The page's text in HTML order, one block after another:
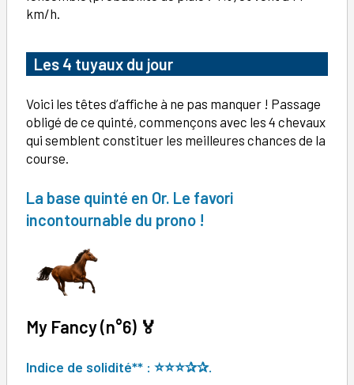
km/h.
Les 4 tuyaux du jour
Voici les têtes d’affiche à ne pas manquer ! Passage
obligé de ce quinté, commençons avec les 4 chevaux
qui semblent constituer les meilleures chances de la
course.
La base quinté en Or. Le favori
incontournable du prono !
My Fancy (n°6) 🏅
Indice de solidité** : ⭐⭐⭐✰✰.